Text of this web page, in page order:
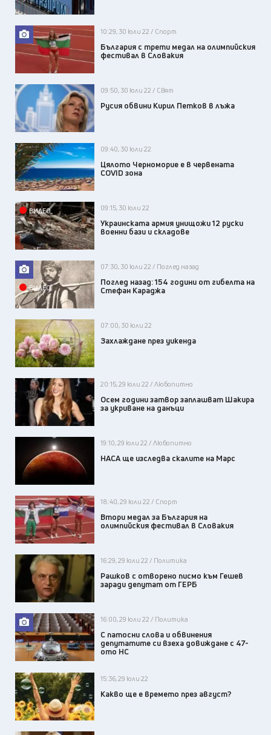
10:29, 30 юли 22 / Спорт
България с трети медал на олимпийския
фестивал в Словакия
09:50, 30 юли 22 / Свят
Русия обвини Кирил Петков в лъжа
09:40, 30 юли 22
Цялото Черноморие е в червената
COVID зона
ВИДЕО 09:15, 30 юли 22
Украинската армия унищожи 12 руски
военни бази и складове
ВИДЕО
07:30, 30 юли 22 / Поглед назад
Поглед назад: 154 години от гибелта на
Стефан Караджа
07:00, 30 юли 22
Захлаждане през уикенда
20:15, 29 юли 22 / Любопитно
Осем години затвор заплашват Шакира
за укриване на данъци
19:10, 29 юли 22 / Любопитно
НАСА ще изследва скалите на Марс
18:40, 29 юли 22 / Спорт
Втори медал за България на
олимпийския фестивал в Словакия
16:29, 29 юли 22 / Политика
Рашков с отворено писмо към Гешев
заради депутат от ГЕРБ
16:00, 29 юли 22 / Политика
С патосни слова и обвинения
депутатите си взеха довиждане с 47-
ото НС
15:36, 29 юли 22
Какво ще е времето през август?